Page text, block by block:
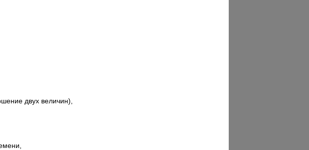
двух величин),